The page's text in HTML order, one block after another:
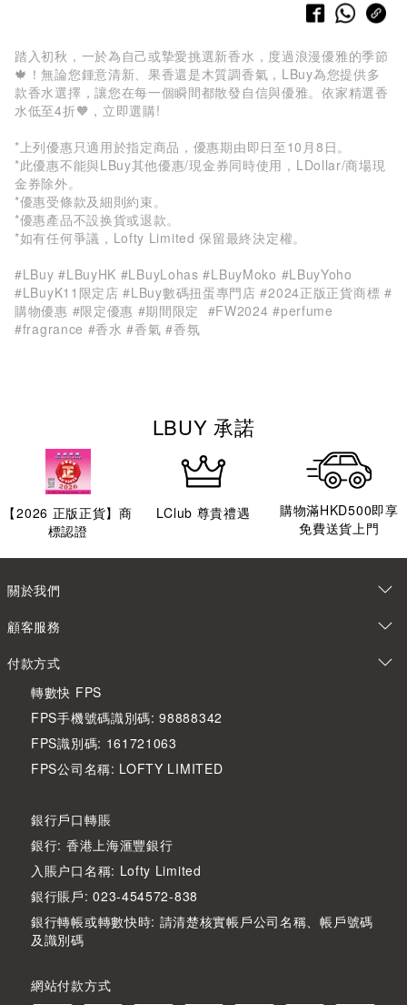
踏入初秋，一於為自己或摯愛挑選新香水，度過浪漫優雅的季節
🍁！無論您鍾意清新、果香還是木質調香氣，LBuy為您提供多
款香水選擇，讓您在每一個瞬間都散發自信與優雅。依家精選香
水低至4折🧡，立即選購!
*上列優惠只適用於指定商品，優惠期由即日至10月8日。
*此優惠不能與LBuy其他優惠/現金券同時使用，LDollar/商場現
金券除外。
*優惠受條款及細則約束。
*優惠產品不設换貨或退款。
*如有任何爭議，Lofty Limited 保留最終決定權。
#LBuy #LBuyHK #LBuyLohas #LBuyMoko #LBuyYoho
#LBuyK11限定店 #LBuy數碼扭蛋專門店 #2024正版正貨商標 #
購物優惠 #限定優惠 #期間限定 #FW2024 #perfume
#fragrance #香水 #香氣 #香氛
LBUY 承諾
【2026 正版正貨】商
標認證
LClub 尊貴禮遇
購物滿HKD500即享
免費送貨上門
關於我們
顧客服務
付款方式
轉數快 FPS
FPS手機號碼識別碼: 98888342
FPS識別碼: 161721063
FPS公司名稱: LOFTY LIMITED
銀行戶口轉賬
銀行: 香港上海滙豐銀行
入賬户口名稱: Lofty Limited
銀行賬戶: 023-454572-838
銀行轉帳或轉數快時: 請清楚核實帳戶公司名稱、帳戶號碼
及識別碼
網站付款方式